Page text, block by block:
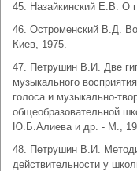
45. Назайкинский Е.В. О
46. Остроменский В.Д.
Киев, 1975.
47. Петрушин В.И. Две
музыкального
голоса и музыкально-
общеобразовательной
Ю.Б.Алиева и др. - М.,
48. Петрушин В.И.
действительности у